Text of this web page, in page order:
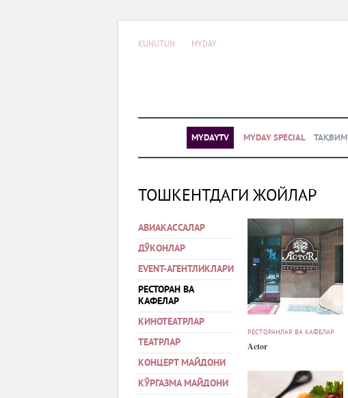
KUNUTUN MYDAY
MYDAYTV MYDAY SPECIAL ТАҚВИМ
ТОШКЕНТДАГИ ЖОЙЛАР
АВИАКАССАЛАР
ДЎКОНЛАР
EVENT-АГЕНТЛИКЛАРИ
РЕСТОРАН ВА
КАФЕЛАР
КИНОТЕАТРЛАР
ТЕАТРЛАР
КОНЦЕРТ МАЙДОНИ
КЎРГАЗМА МАЙДОНИ
РЕСТОРАНЛАР ВА КАФЕЛАР
Actor